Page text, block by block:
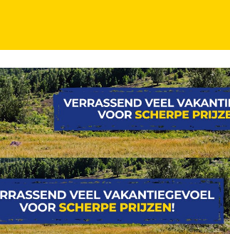
10 min van het STRAND! Incl.